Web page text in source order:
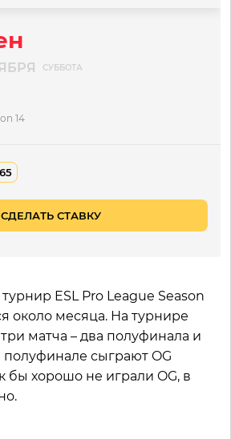
СУББОТА
14
СДЕЛАТЬ СТАВКУ
ESL Pro League Season
около месяца. На турнире
матча – два полуфинала и
сыграют OG
бы хорошо не играли OG, в